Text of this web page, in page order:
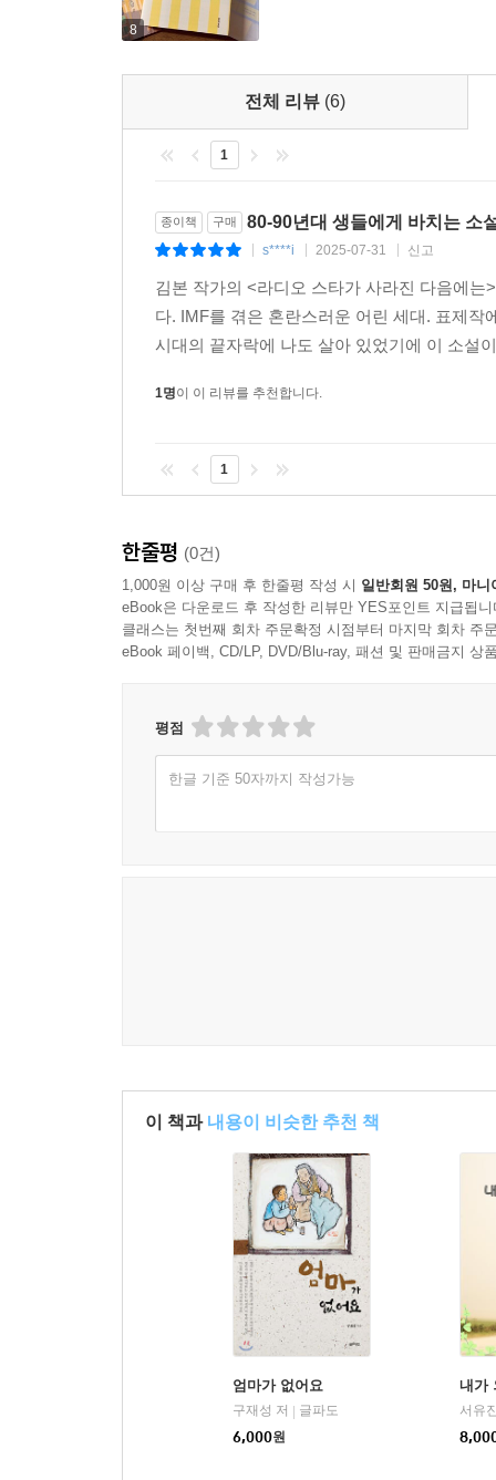
할아버지, 할머니, 고모와 삼촌, 그리고 부모 삼대
“액운”(273쪽)이 닥쳤다고 믿는 ‘나’는 실제로
‘가족’이라는 혈육 공동체에서 벗어나는 결말부는
「안개가 시작된다」는 어릴 적 이혼한 부모 양측
명을 달리한 사촌언니를 떠나보낸 ‘나’는 남겨
남긴 채 가족의 의미를 다시 한번 생각하게 하는
새로운 이름으로 살 수 있다면 무엇을 택할 수 있을
소설집의 대미를 장식하는 「숙희의 미래」는 전(
돌보게 된 미래, 무명 가수로 살고 있는 숙희의
선대 여성의 삶을 떠올리며 자신의 현재를 다잡
들여다봄으로써 가족과 그 역사뿐 아니라 그 사회
역할을 수행하는 동시에 우리가 잊고 있던 주위
8
전체 리뷰 (6)
1
종이책 구매 80-90년대 생들에게 바치는 소
s****i 2025-07-31 신고
김본 작가의 <라디오 스타가 사라진 다음에
다. IMF를 겪은 혼란스러운 어린 세대. 표제
시대의 끝자락에 나도 살아 있었기에 이 소설
1명이 이 리뷰를 추천합니다.
1
한줄평 (0건)
1,000원 이상 구매 후 한줄평 작성 시 일반회원 50원, 마니
eBook은 다운로드 후 작성한 리뷰만 YES포인트 지급됩니
클래스는 첫번째 회차 주문확정 시점부터 마지막 회차 주
eBook 페이백, CD/LP, DVD/Blu-ray, 패션 및 판매금지 상
평점
한글 기준 50자까지 작성가능
이 책과 내용이 비슷한 추천 책
엄마가 없어요
구재성 저
글파도
6,000원
내가
서유